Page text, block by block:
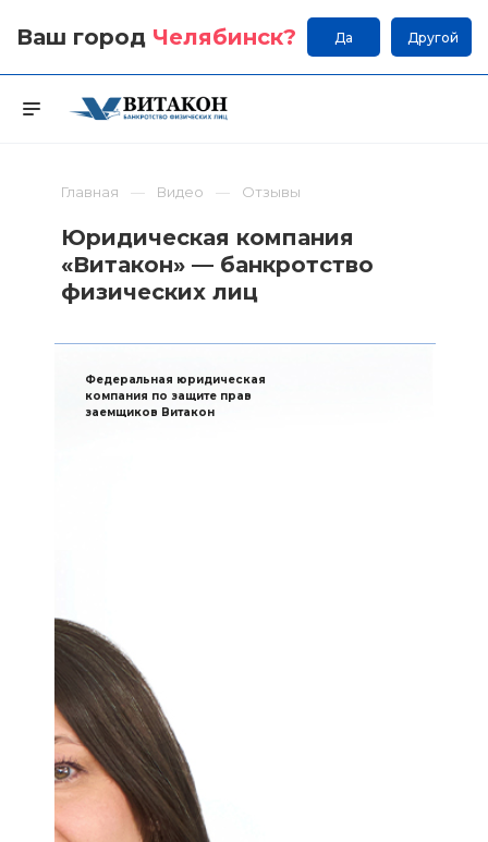
Ваш город Челябинск? Да Другой
Главная Видео Отзывы
Юридическая компания
«Витакон» — банкротство
физических лиц
Федеральная юридическая
компания по защите прав
заемщиков Витакон